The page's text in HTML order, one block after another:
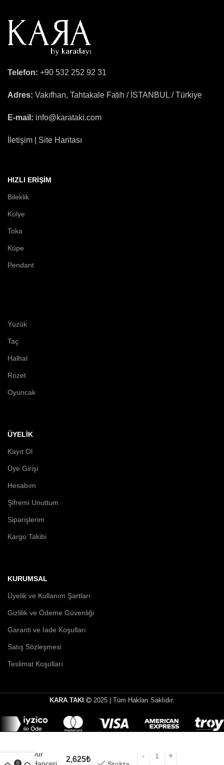
Telefon: +90 532 252 92 31
Adres: Vakıfhan, Tahtakale Fatih / İSTANBUL / Türkiye
E-mail: info@karataki.com
İletişim | Site Haritası
HIZLI ERIŞIM
Bileklik
Kolye
Toka
Küpe
Pendant
Yüzük
Taç
Halhal
Rozet
Oyuncak
ÜYELİK
Kayıt Ol
Üye Girişi
Hesabım
Şifremi Unuttum
Siparişlerim
Kargo Takibi
KURUMSAL
Üyelik ve Kullanım Şartları
Gizlilik ve Ödeme Güvenliği
Garanti ve İade Koşulları
Satış Sözleşmesi
Teslimat Koşulları
KARA TAKI 2025 | Tüm Hakları Saklıdır.
Vur
Hançeri
2,625₺
0